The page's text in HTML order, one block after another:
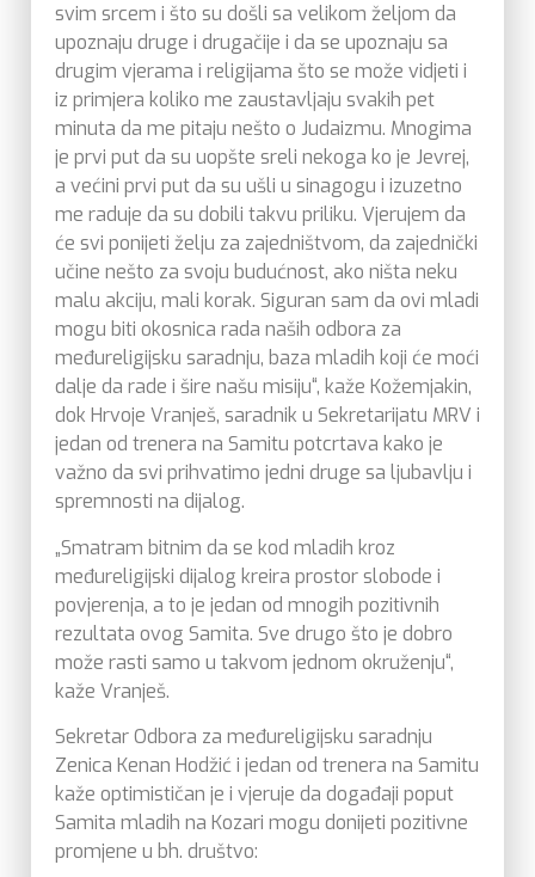
svim srcem i što su došli sa velikom željom da
upoznaju druge i drugačije i da se upoznaju sa
drugim vjerama i religijama što se može vidjeti i
iz primjera koliko me zaustavljaju svakih pet
minuta da me pitaju nešto o Judaizmu. Mnogima
je prvi put da su uopšte sreli nekoga ko je Jevrej,
a većini prvi put da su ušli u sinagogu i izuzetno
me raduje da su dobili takvu priliku. Vjerujem da
će svi ponijeti želju za zajedništvom, da zajednički
učine nešto za svoju budućnost, ako ništa neku
malu akciju, mali korak. Siguran sam da ovi mladi
mogu biti okosnica rada naših odbora za
međureligijsku saradnju, baza mladih koji će moći
dalje da rade i šire našu misiju“, kaže Kožemjakin,
dok Hrvoje Vranješ, saradnik u Sekretarijatu MRV i
jedan od trenera na Samitu potcrtava kako je
važno da svi prihvatimo jedni druge sa ljubavlju i
spremnosti na dijalog.
„Smatram bitnim da se kod mladih kroz
međureligijski dijalog kreira prostor slobode i
povjerenja, a to je jedan od mnogih pozitivnih
rezultata ovog Samita. Sve drugo što je dobro
može rasti samo u takvom jednom okruženju“,
kaže Vranješ.
Sekretar Odbora za međureligijsku saradnju
Zenica Kenan Hodžić i jedan od trenera na Samitu
kaže optimističan je i vjeruje da događaji poput
Samita mladih na Kozari mogu donijeti pozitivne
promjene u bh. društvo: